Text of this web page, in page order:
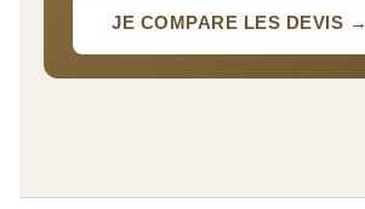
JE COMPARE LES DEVIS →